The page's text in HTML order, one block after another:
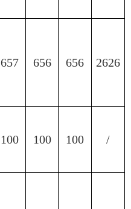
657 656 656 2626
100 100 100 /